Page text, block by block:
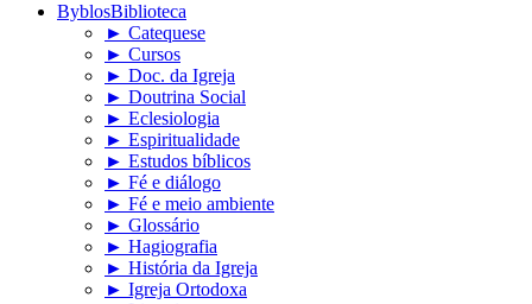
ByblosBiblioteca
► Catequese
► Cursos
► Doc. da Igreja
► Doutrina Social
► Eclesiologia
► Espiritualidade
► Estudos bíblicos
► Fé e diálogo
► Fé e meio ambiente
► Glossário
► Hagiografia
► História da Igreja
► Igreja Ortodoxa